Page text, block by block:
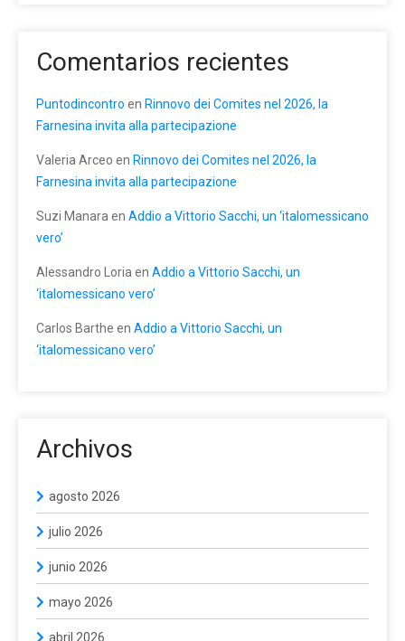
Comentarios recientes
Puntodincontro en Rinnovo dei Comites nel 2026, la
Farnesina invita alla partecipazione
Valeria Arceo en Rinnovo dei Comites nel 2026, la
Farnesina invita alla partecipazione
Suzi Manara en Addio a Vittorio Sacchi, un ‘italomessicano
vero’
Alessandro Loria en Addio a Vittorio Sacchi, un
‘italomessicano vero’
Carlos Barthe en Addio a Vittorio Sacchi, un
‘italomessicano vero’
Archivos
agosto 2026
julio 2026
junio 2026
mayo 2026
abril 2026